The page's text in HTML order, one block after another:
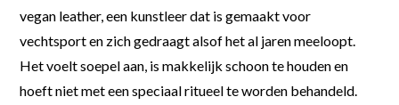
vegan leather, een kunstleer dat is gemaakt voor
vechtsport en zich gedraagt alsof het al jaren meeloopt.
Het voelt soepel aan, is makkelijk schoon te houden en
hoeft niet met een speciaal ritueel te worden behandeld.